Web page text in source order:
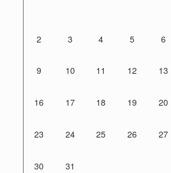
2 3 4 5 6
9 10 11 12 13
16 17 18 19 20
23 24 25 26 27
30 31